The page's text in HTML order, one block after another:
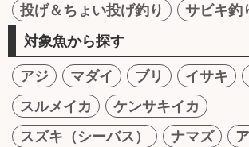
投げ＆ちょい投げ釣り
サビキ釣
対象魚から探す
アジ マダイ ブリ イサキ
スルメイカ
ケンサキイカ
スズキ（シーバス）
ナマズ